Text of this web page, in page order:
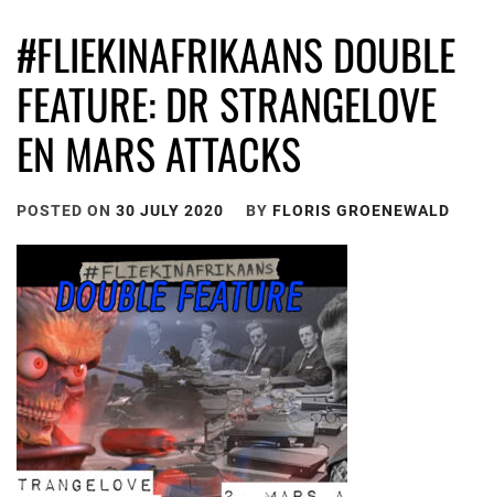
#FLIEKINAFRIKAANS DOUBLE
FEATURE: DR STRANGELOVE
EN MARS ATTACKS
POSTED ON 30 JULY 2020 BY FLORIS GROENEWALD